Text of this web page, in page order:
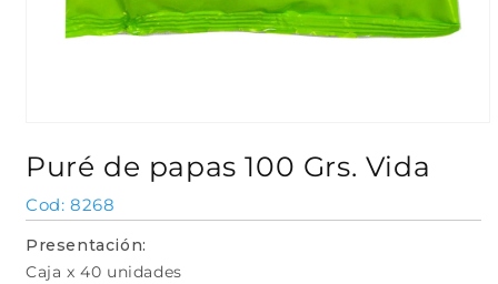
multimedia
1
en
una
modal
Puré de papas 100 Grs. Vida
SKU:
8268
Presentación:
Caja x 40 unidades